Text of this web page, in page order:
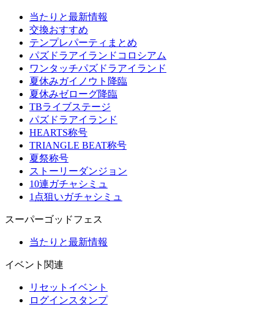
当たりと最新情報
交換おすすめ
テンプレパーティまとめ
パズドラアイランドコロシアム
ワンタッチパズドラアイランド
夏休みガイノウト降臨
夏休みゼローグ降臨
TBライブステージ
パズドラアイランド
HEARTS称号
TRIANGLE BEAT称号
夏祭称号
ストーリーダンジョン
10連ガチャシミュ
1点狙いガチャシミュ
スーパーゴッドフェス
当たりと最新情報
イベント関連
リセットイベント
ログインスタンプ